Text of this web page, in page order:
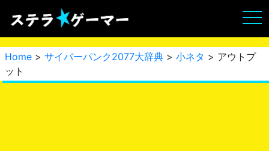
Home > サイバーパンク2077大辞典 > 小ネタ > アウトプ
ット